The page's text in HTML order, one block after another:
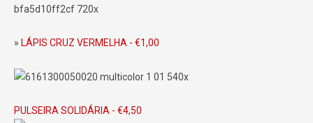
» LÁPIS CRUZ VERMELHA - €1,00
PULSEIRA SOLIDÁRIA - €4,50